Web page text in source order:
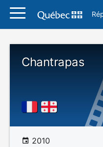
Chantrapas
2010